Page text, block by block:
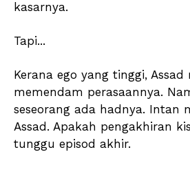
kasarnya.
Tapi...
Kerana ego yang tinggi,
memendam perasaannya.
seseorang ada hadnya. Intan
Assad. Apakah pengakhiran
tunggu episod akhir.